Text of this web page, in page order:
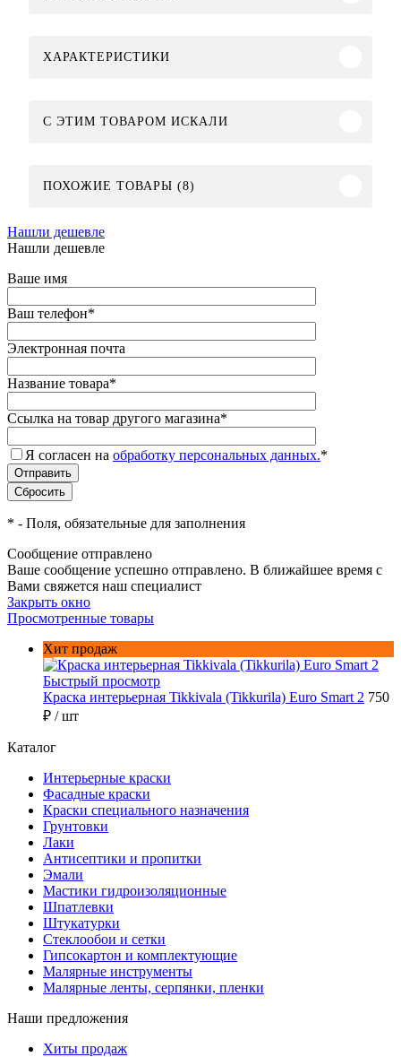
ХАРАКТЕРИСТИКИ
C ЭТИМ ТОВАРОМ ИСКАЛИ
ПОХОЖИЕ ТОВАРЫ (8)
Нашли дешевле
Нашли дешевле
Ваше имя
Ваш телефон*
Электронная почта
Название товара*
Ссылка на товар другого магазина*
Я согласен на обработку персональных данных.*
* - Поля, обязательные для заполнения
Сообщение отправлено
Ваше сообщение успешно отправлено. В ближайшее время с
Вами свяжется наш специалист
Закрыть окно
Просмотренные товары
Хит продаж
Быстрый просмотр
Краска интерьерная Tikkivala (Tikkurila) Euro Smart 2 750
₽ / шт
Каталог
Интерьерные краски
Фасадные краски
Краски специального назначения
Грунтовки
Лаки
Антисептики и пропитки
Эмали
Мастики гидроизоляционные
Шпатлевки
Штукатурки
Стеклообои и сетки
Гипсокартон и комплектующие
Малярные инструменты
Малярные ленты, серпянки, пленки
Наши предложения
Хиты продаж